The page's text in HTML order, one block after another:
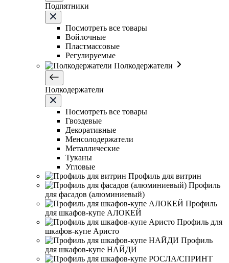
Подпятники
Посмотреть все товары
Войлочные
Пластмассовые
Регулируемые
Полкодержатели
Полкодержатели
Посмотреть все товары
Гвоздевые
Декоративные
Менсолодержатели
Металлические
Туканы
Угловые
Профиль для витрин
Профиль
для фасадов (алюминиевый)
Профиль
для шкафов-купе АЛОКЕЙ
Профиль для
шкафов-купе Аристо
Профиль
для шкафов-купе НАЙДИ